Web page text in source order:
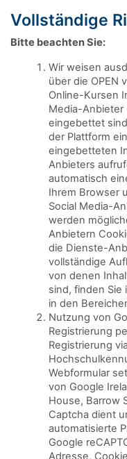
Vollständige
Bitte beachten Sie:
Wir weisen
über die OPEN
Online-Kursen
Media-Anbieter
eingebettet
der Plattform
eingebetteten
Anbieters
automatisch
Ihrem Browser
Social Media-
werden
Anbietern
die Dienste-
vollständige
von denen
sind, finden Sie
in den
Nutzung von
Registrierung
Registrierung
Webformular
von Google
House, Barrow
Captcha dient
automatisierte
Google
Adresse,